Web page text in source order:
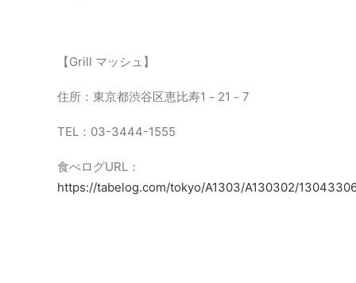
【Grill マッシュ】
住所：東京都渋谷区恵比寿1－21－7
TEL：03-3444-1555
食べログURL：
https://tabelog.com/tokyo/A1303/A130302/